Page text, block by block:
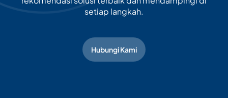
setiap langkah.
Hubungi Kami